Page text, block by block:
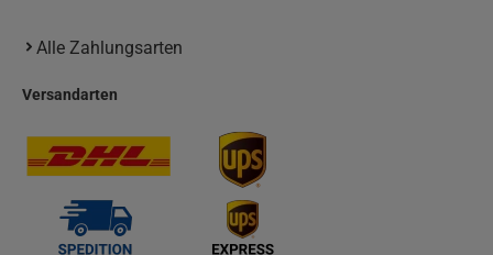
Alle Zahlungsarten
Versandarten